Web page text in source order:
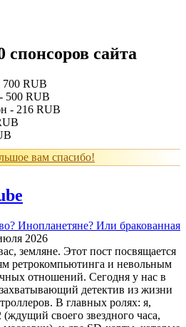
сайта
RUB
500 RUB
- 216 RUB
вам спасибо!
Инопланетяне? Или бракованная
2026
земляне. Этот пост посвящается
ретрокомпьютинга и невольным
отношений. Сегодня у нас в
детектив из жизни
В главных ролях: я,
своего звездного часа,